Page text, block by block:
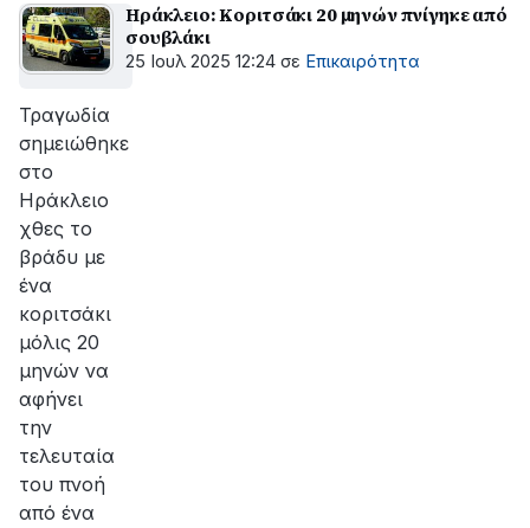
Ηράκλειο: Κοριτσάκι 20 μηνών πνίγηκε από
σουβλάκι
25 Ιουλ 2025 12:24 σε Επικαιρότητα
Τραγωδία
σημειώθηκε
στο
Ηράκλειο
χθες το
βράδυ με
ένα
κοριτσάκι
μόλις 20
μηνών να
αφήνει
την
τελευταία
του πνοή
από ένα